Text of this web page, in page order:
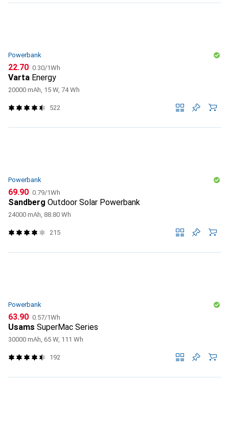
Powerbank
CHF
22.70 CHF
0.30/1Wh
Varta Energy
20000 mAh, 15 W, 74 Wh
522
Powerbank
CHF
69.90 CHF
0.79/1Wh
Sandberg Outdoor Solar Powerbank
24000 mAh, 88.80 Wh
215
Powerbank
CHF
63.90 CHF
0.57/1Wh
Usams SuperMac Series
30000 mAh, 65 W, 111 Wh
192